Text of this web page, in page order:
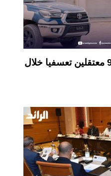
رصد الجرائم: قتيلان تعذيبا و9 معتقلين تعسفيا خلال